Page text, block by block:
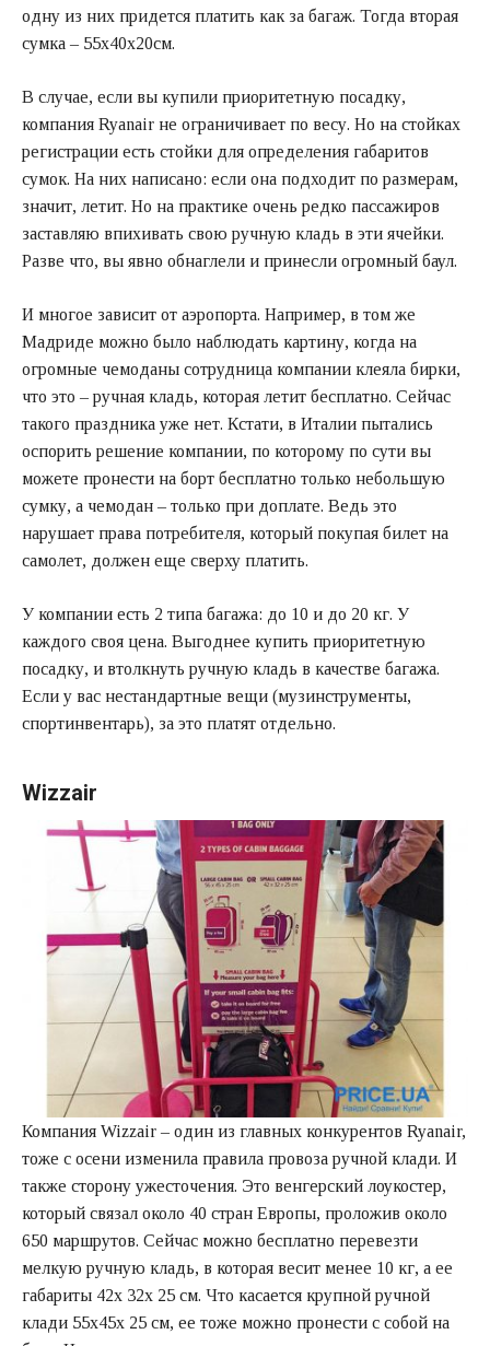
одну из них придется платить как за багаж. Тогда вторая
сумка – 55х40х20см.
В случае, если вы купили приоритетную посадку,
компания Ryanair не ограничивает по весу. Но на стойках
регистрации есть стойки для определения габаритов
сумок. На них написано: если она подходит по размерам,
значит, летит. Но на практике очень редко пассажиров
заставляю впихивать свою ручную кладь в эти ячейки.
Разве что, вы явно обнаглели и принесли огромный баул.
И многое зависит от аэропорта. Например, в том же
Мадриде можно было наблюдать картину, когда на
огромные чемоданы сотрудница компании клеяла бирки,
что это – ручная кладь, которая летит бесплатно. Сейчас
такого праздника уже нет. Кстати, в Италии пытались
оспорить решение компании, по которому по сути вы
можете пронести на борт бесплатно только небольшую
сумку, а чемодан – только при доплате. Ведь это
нарушает права потребителя, который покупая билет на
самолет, должен еще сверху платить.
У компании есть 2 типа багажа: до 10 и до 20 кг. У
каждого своя цена. Выгоднее купить приоритетную
посадку, и втолкнуть ручную кладь в качестве багажа.
Если у вас нестандартные вещи (музинструменты,
спортинвентарь), за это платят отдельно.
Wizzair
Компания Wizzair – один из главных конкурентов Ryanair,
тоже с осени изменила правила провоза ручной клади. И
также сторону ужесточения. Это венгерский лоукостер,
который связал около 40 стран Европы, проложив около
650 маршрутов. Сейчас можно бесплатно перевезти
мелкую ручную кладь, в которая весит менее 10 кг, а ее
габариты 42х 32х 25 см. Что касается крупной ручной
клади 55х45х 25 см, ее тоже можно пронести с собой на